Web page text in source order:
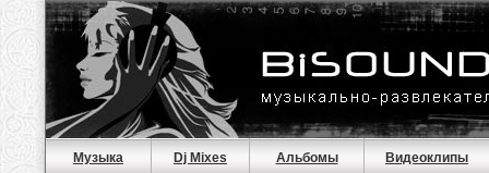
Музыка Dj Mixes Альбомы Видеоклипы